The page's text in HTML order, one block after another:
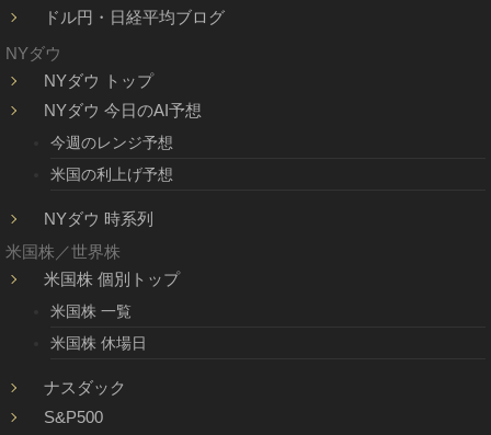
ドル円・日経平均ブログ
NYダウ
NYダウ トップ
NYダウ 今日のAI予想
今週のレンジ予想
米国の利上げ予想
NYダウ 時系列
米国株／世界株
米国株 個別トップ
米国株 一覧
米国株 休場日
ナスダック
S&P500